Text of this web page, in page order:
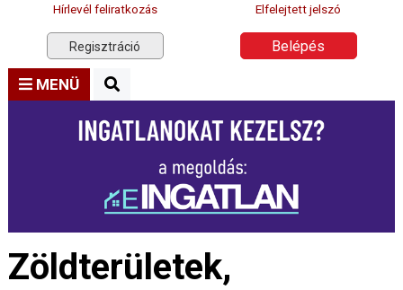
Hírlevél feliratkozás Elfelejtett jelszó
Regisztráció Belépés
MENÜ
Zöldterületek,